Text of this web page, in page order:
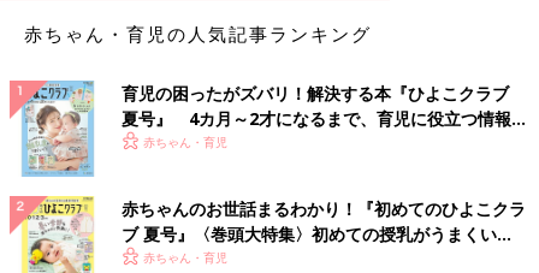
赤ちゃん・育児の人気記事ランキング
育児の困ったがズバリ！解決する本『ひよこクラブ
夏号』 4カ月～2才になるまで、育児に役立つ情報が
いっぱい！
赤ちゃん・育児
赤ちゃんのお世話まるわかり！『初めてのひよこクラ
ブ 夏号』〈巻頭大特集〉初めての授乳がうまくい
く！ おっぱい・ミルクの基本と夏のトラブル 解決テ
赤ちゃん・育児